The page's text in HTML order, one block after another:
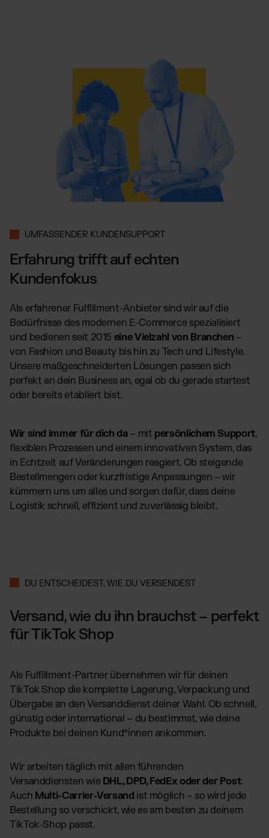
UMFASSENDER KUNDENSUPPORT
Erfahrung trifft auf echten
Kundenfokus
Als erfahrener Fulfillment-Anbieter sind wir auf die
Bedürfnisse des modernen E-Commerce spezialisiert
und bedienen seit 2015 eine Vielzahl von Branchen –
von Fashion und Beauty bis hin zu Tech und Lifestyle.
Unsere maßgeschneiderten Lösungen passen sich
perfekt an dein Business an, egal ob du gerade startest
oder bereits etabliert bist.
Wir sind immer für dich da– mit persönlichem Support,
flexiblen Prozessen und einem innovativen System, das
in Echtzeit auf Veränderungen reagiert. Ob steigende
Bestellmengen oder kurzfristige Anpassungen – wir
kümmern uns um alles und sorgen dafür, dass deine
Logistik schnell, effizient und zuverlässig bleibt.
DU ENTSCHEIDEST, WIE DU VERSENDEST
Versand, wie du ihn brauchst – perfekt
für TikTok Shop
Als Fulfillment-Partner übernehmen wir für deinen
TikTok Shop die komplette Lagerung, Verpackung und
Übergabe an den Versanddienst deiner Wahl. Ob schnell,
günstig oder international – du bestimmst, wie deine
Produkte bei deinen Kund*innen ankommen.
Wir arbeiten täglich mit allen führenden
Versanddiensten wie DHL, DPD, FedEx oder der Post.
Auch Multi-Carrier-Versand ist möglich – so wird jede
Bestellung so verschickt, wie es am besten zu deinem
TikTok-Shop passt.